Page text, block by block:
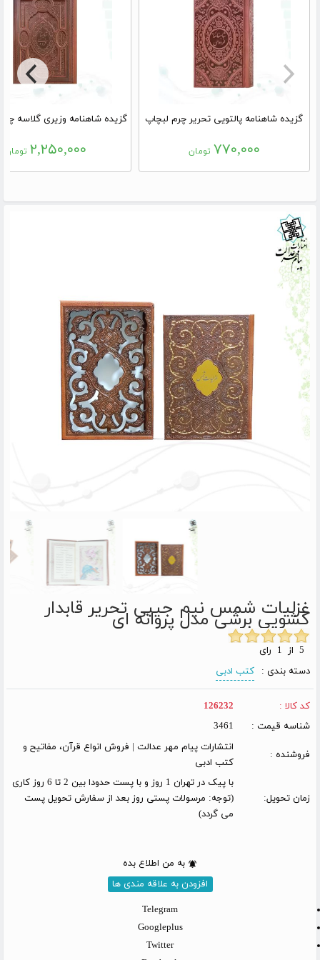
گزیده شاهنامه پالتویی تحریر چرم لبچاپ
۷۷۰,۰۰۰ تومان ۲,۲۵۰,۰۰۰ تومان
غزلیات شمس نیم جیبی تحریر قابدار
کشویی برشی مدل پروانه ای
دسته بندی :
کتب ادبی
کد کالا :
126232
شناسه قیمت :
3461
فروشنده :
انتشارات پیام مهر عدالت | فروش انواع قرآن، مفاتیح و
کتب ادبی
زمان تحویل:
با پیک در تهران 1 روز و با پست حدودا بین 2 تا 6 روز کاری
(توجه: مرسولات پستی روز بعد از سفارش تحویل پست
می گردد)
به من اطلاع بده
افزودن به علاقه مندی ها
Telegram
Googleplus
Twitter